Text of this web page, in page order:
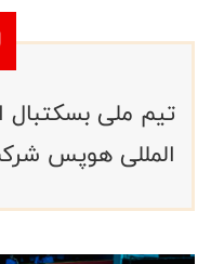
تیم ملی بسکتبال
المللی هوپس